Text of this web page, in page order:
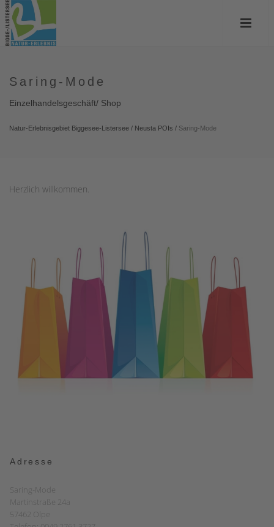
Saring-Mode
Einzelhandelsgeschäft/ Shop
Natur-Erlebnisgebiet Biggesee-Listersee / Neusta POIs / Saring-Mode
Herzlich willkommen.
Adresse
Saring-Mode
Martinstraße 24a
57462 Olpe